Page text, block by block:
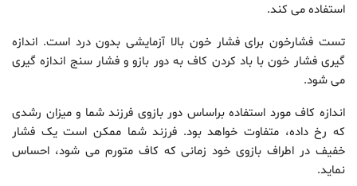
استفاده می کند.
تست فشارخون برای فشار خون بالا آزمایشی بدون درد است. اندازه
گیری فشار خون با باد کردن کاف به دور بازو و فشار سنج اندازه گیری
می شود.
اندازه کاف مورد استفاده براساس دور بازوی فرزند شما و میزان رشدی
که رخ داده، متفاوت خواهد بود. فرزند شما ممکن است یک فشار
خفیف در اطراف بازوی خود زمانی که کاف متورم می شود، احساس
نماید.